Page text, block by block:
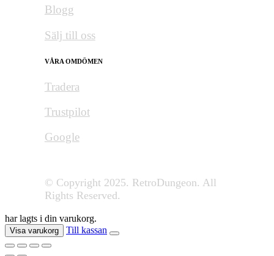
Blogg
Sälj till oss
VÅRA OMDÖMEN
Tradera
Trustpilot
Google
© Copyright 2025. RetroDungeon. All
Rights Reserved.
har lagts i din varukorg.
Visa varukorg Till kassan